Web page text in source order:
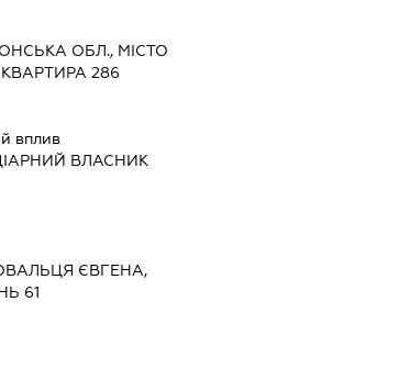
ОБЛ., МІСТО
286
вплив
ВЛАСНИК
ЄВГЕНА,
61